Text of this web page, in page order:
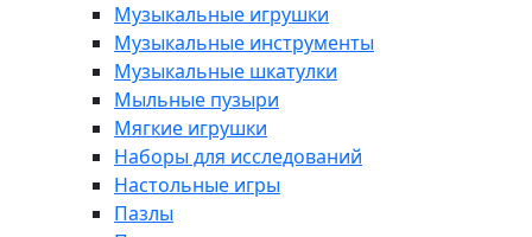
Музыкальные игрушки
Музыкальные инструменты
Музыкальные шкатулки
Мыльные пузыри
Мягкие игрушки
Наборы для исследований
Настольные игры
Пазлы